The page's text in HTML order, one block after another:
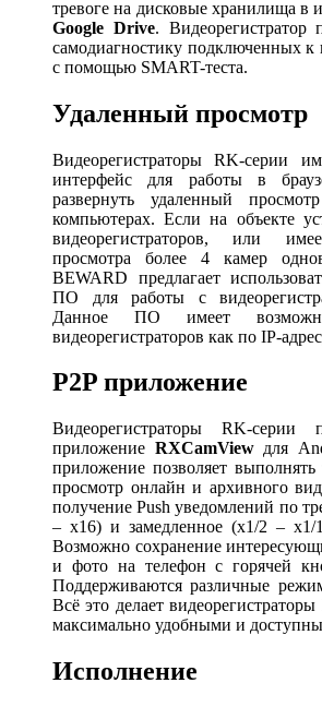
тревоге на дисковые хранилища в
Google Drive. Видеорегистратор
самодиагностику подключенных к
с помощью SMART-теста.
Удаленный просмотр
Видеорегистраторы RK-серии
интерфейс для работы в
развернуть удаленный
компьютерах. Если на объекте
видеорегистраторов, или
просмотра более 4 камер
BEWARD предлагает
ПО для работы с
Данное ПО имеет
видеорегистраторов как по IP-
P2P приложение
Видеорегистраторы RK-серии
приложение RXCamViewдля
приложение позволяет
просмотр онлайн и архивного
получение Push уведомлений по
– x16) и замедленное (x1/2 – x1/
Возможно сохранение
и фото на телефон с горячей
Поддерживаются различные
Всё это делает видеорегистраторы
максимально удобными и
Исполнение